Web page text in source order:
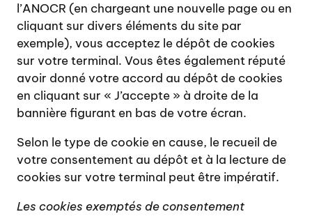
l’ANOCR (en chargeant une nouvelle page ou en
cliquant sur divers éléments du site par
exemple), vous acceptez le dépôt de cookies
sur votre terminal. Vous êtes également réputé
avoir donné votre accord au dépôt de cookies
en cliquant sur « J’accepte » à droite de la
bannière figurant en bas de votre écran.
Selon le type de cookie en cause, le recueil de
votre consentement au dépôt et à la lecture de
cookies sur votre terminal peut être impératif.
Les cookies exemptés de consentement